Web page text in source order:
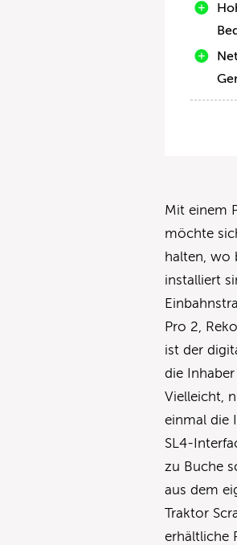
Mit einem
möchte
halten, wo
installiert
Pro 2,
ist der
die
Vielleicht,
einmal die
SL4-
zu Buche
aus dem
Traktor
erhältliche